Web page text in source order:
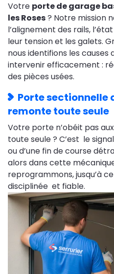
Votre porte de garage
les Roses? Notre mission
l’alignement des rails,
leur tension et les galets.
nous identifions les
intervenir efficacement :
des pièces usées.
Porte sectionnelle
remonte toute seule
Votre porte n’obéit pas
toute seule ? C’est le
ou d’une fin de course
alors dans cette
reprogrammons, jusqu’à
disciplinée et fiable.